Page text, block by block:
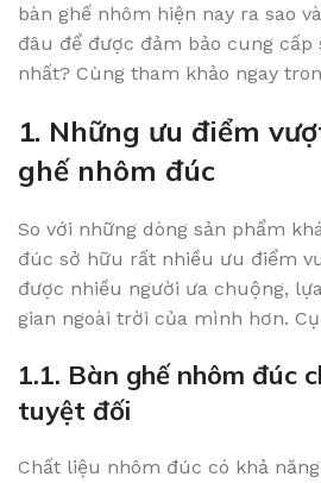
bàn ghế nhôm hiện nay ra sao
đâu để được đảm bảo cung
nhất? Cùng tham khảo ngay
1. Những ưu điểm
ghế nhôm đúc
So với những dòng sản phẩm
đúc sở hữu rất nhiều ưu điểm
được nhiều người ưa chuộng,
gian ngoài trời của mình hơn.
1.1. Bàn ghế nhôm đúc
tuyệt đối
Chất liệu nhôm đúc có khả